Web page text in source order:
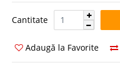
Cantitate Cantitate:
Adaugă la Favorite